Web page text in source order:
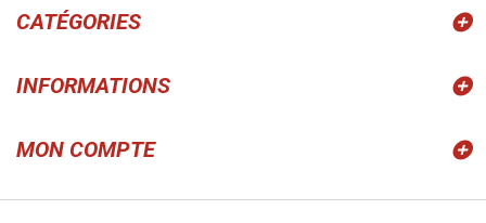
CATÉGORIES
INFORMATIONS
MON COMPTE